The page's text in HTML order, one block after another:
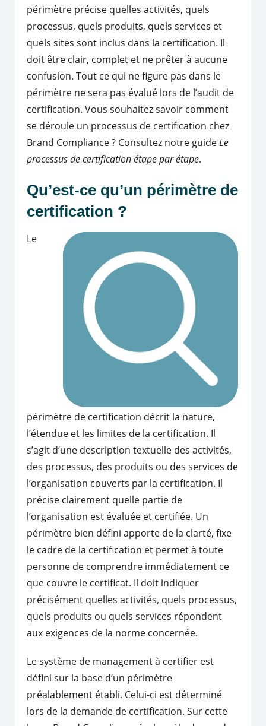
périmètre précise quelles activités, quels
processus, quels produits, quels services et
quels sites sont inclus dans la certification. Il
doit être clair, complet et ne prêter à aucune
confusion. Tout ce qui ne figure pas dans le
périmètre ne sera pas évalué lors de l’audit de
certification. Vous souhaitez savoir comment
se déroule un processus de certification chez
Brand Compliance ? Consultez notre guideLe
processus de certification étape par étape.
Qu’est-ce qu’un périmètre de
certification ?
Le
périmètre de certification décrit la nature,
l’étendue et les limites de la certification. Il
s’agit d’une description textuelle des activités,
des processus, des produits ou des services de
l’organisation couverts par la certification. Il
précise clairement quelle partie de
l’organisation est évaluée et certifiée. Un
périmètre bien défini apporte de la clarté, fixe
le cadre de la certification et permet à toute
personne de comprendre immédiatement ce
que couvre le certificat. Il doit indiquer
précisément quelles activités, quels processus,
quels produits ou quels services répondent
aux exigences de la norme concernée.
Le système de management à certifier est
défini sur la base d’un périmètre
préalablement établi. Celui-ci est déterminé
lors de la demande de certification. Sur cette